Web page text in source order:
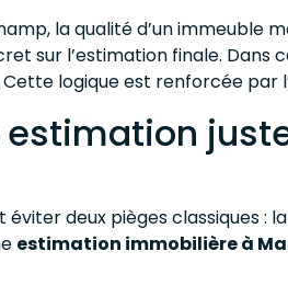
la qualité d’un immeuble
sur l’estimation finale. Dans
logique est renforcée
deux pièges classiques
estimation immobilière à